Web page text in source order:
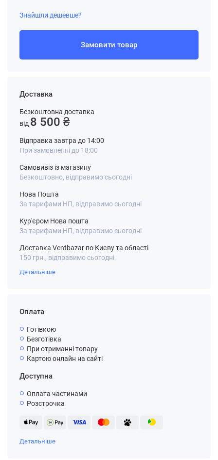
Доставка
Безкоштовна доставка
від 8 500 ₴
Відправка завтра до 14:00
При замовленні до 18:00
Самовивіз із магазину
Безкоштовно, відправимо сьогодні
Нова Пошта
За тарифами НП, відправимо сьогодні
Кур'єром Нова пошта
За тарифами НП, відправимо сьогодні
Доставка Ventbazar по Києву та області
150 грн., відправимо сьогодні
Детальніше
Оплата
Готівкою
Безготівка
При отриманні товару
Картою онлайн на сайті
Доступна
Оплата частинами
Розстрочка
Детальніше
Знайшли дешевше?
Замовити товар